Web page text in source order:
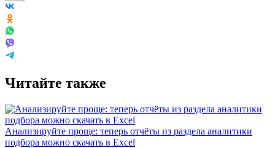
Читайте также
Анализируйте проще: теперь отчёты из раздела аналитики
подбора можно скачать в Excel